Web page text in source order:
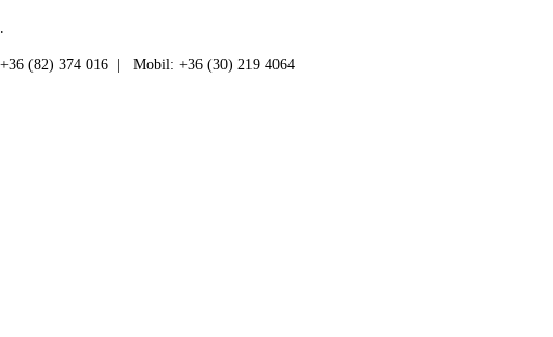
(82) 374 016 | Mobil: +36 (30) 219 4064